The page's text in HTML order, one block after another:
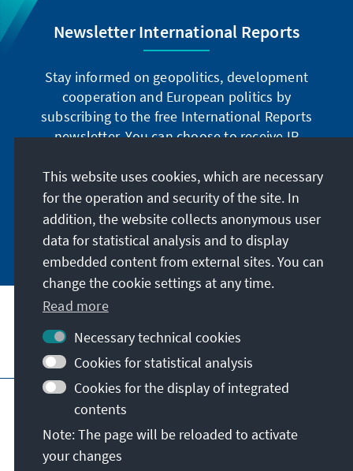
Newsletter International Reports
Stay informed on geopolitics, development
cooperation and European politics by
subscribing to the free International Reports
newsletter. You can choose to receive IR
German or have the print version sent to you in
German or English.
Jetzt abonnieren
Visit also
Imprint Data protection
Terms of use
Declaration on accessibility
Report an accessibility issue
© Konrad-Adenauer-Stiftung e.V. 2026
This website uses cookies, which are necessary
for the operation and security of the site. In
addition, the website collects anonymous user
data for statistical analysis and to display
embedded content from external sites. You can
change the cookie settings at any time.
Read more
Necessary technical cookies
Cookies for statistical analysis
Cookies for the display of integrated
contents
Note: The page will be reloaded to activate
your changes